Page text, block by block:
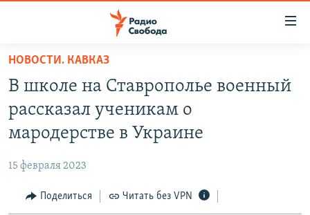
упрощенного
доступа
основному
Вернутся
АВТОРСКИЕ ПРОЕКТЫ
МНЕНИЯ
КУЛЬТУРА
НОВОСТИ. КАВКАЗ
В школе на Ставрополье военный
рассказал ученикам о
мародерстве в Украине
15 февраля 2023
Поделиться Читать без VPN